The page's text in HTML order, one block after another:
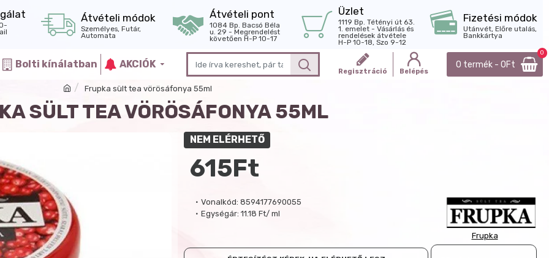
Átvételi módok
Személyes, Futár,
Automata
Átvételi pont
1084 Bp. Bacsó Béla
u. 29 - Megrendelést
követően H-P 10-17
Üzlet
1119 Bp. Tétényi út 63.
1. emelet - Vásárlás és
rendelések átvétele
H-P 10-18, Szo 9-12
Fizetési módok
Utánvét, Előre utalás,
Bankkártya
Bolti kínálatban AKCIÓK
Regisztráció Belépés
0 termék - 0Ft
0
Frupka sült tea vörösáfonya 55ml
SÜLT TEA VÖRÖSÁFONYA 55ML
Vonalkód: 8594177690055
Egységár: 11.18 Ft/ ml
Frupka
NEM ELÉRHETŐ
615Ft